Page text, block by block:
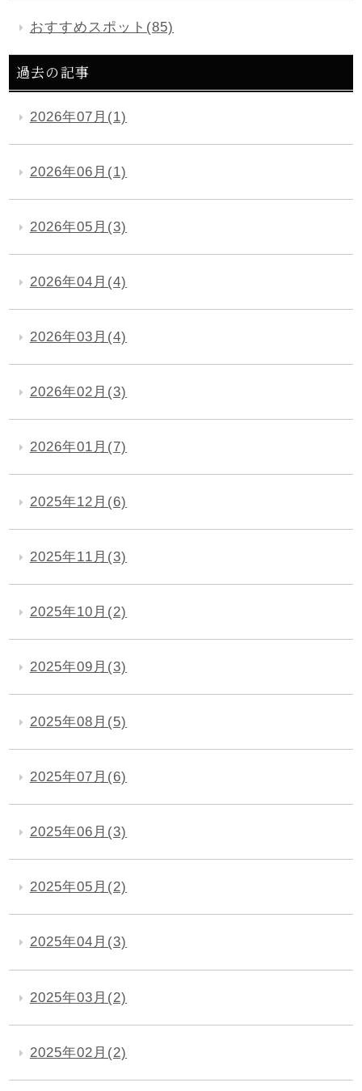
おすすめスポット(85)
過去の記事
2026年07月(1)
2026年06月(1)
2026年05月(3)
2026年04月(4)
2026年03月(4)
2026年02月(3)
2026年01月(7)
2025年12月(6)
2025年11月(3)
2025年10月(2)
2025年09月(3)
2025年08月(5)
2025年07月(6)
2025年06月(3)
2025年05月(2)
2025年04月(3)
2025年03月(2)
2025年02月(2)